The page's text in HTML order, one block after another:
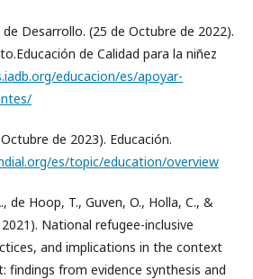
Desarrollo. (25 de Octubre de 2022).
de Calidad para la niñez
educacion/es/apoyar-
de 2023). Educación.
es/topic/education/overview
de Hoop, T., Guven, O., Holla, C., &
National refugee-inclusive
and implications in the context
findings from evidence synthesis and